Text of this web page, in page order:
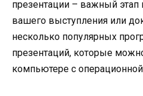
презентации – важный этап
вашего выступления или
несколько популярных
презентаций, которые
компьютере с